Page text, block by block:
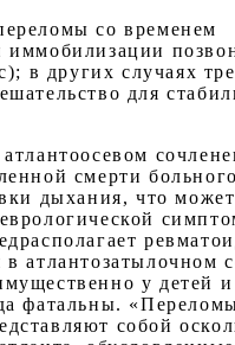
со временем
иммобилизации
в других случаях
для
смерти
дыхания, что
атлантозатылочном
у детей и
фатальны.
собой